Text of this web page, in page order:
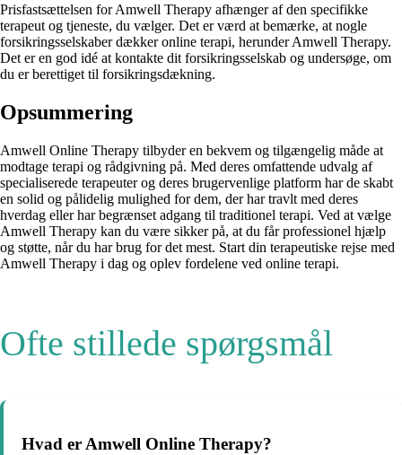
Prisfastsættelsen for Amwell Therapy afhænger af den specifikke
terapeut og tjeneste, du vælger. Det er værd at bemærke, at nogle
forsikringsselskaber dækker online terapi, herunder Amwell Therapy.
Det er en god idé at kontakte dit forsikringsselskab og undersøge, om
du er berettiget til forsikringsdækning.
Opsummering
Amwell Online Therapy tilbyder en bekvem og tilgængelig måde at
modtage terapi og rådgivning på. Med deres omfattende udvalg af
specialiserede terapeuter og deres brugervenlige platform har de skabt
en solid og pålidelig mulighed for dem, der har travlt med deres
hverdag eller har begrænset adgang til traditionel terapi. Ved at vælge
Amwell Therapy kan du være sikker på, at du får professionel hjælp
og støtte, når du har brug for det mest. Start din terapeutiske rejse med
Amwell Therapy i dag og oplev fordelene ved online terapi.
Ofte stillede spørgsmål
Hvad er Amwell Online Therapy?